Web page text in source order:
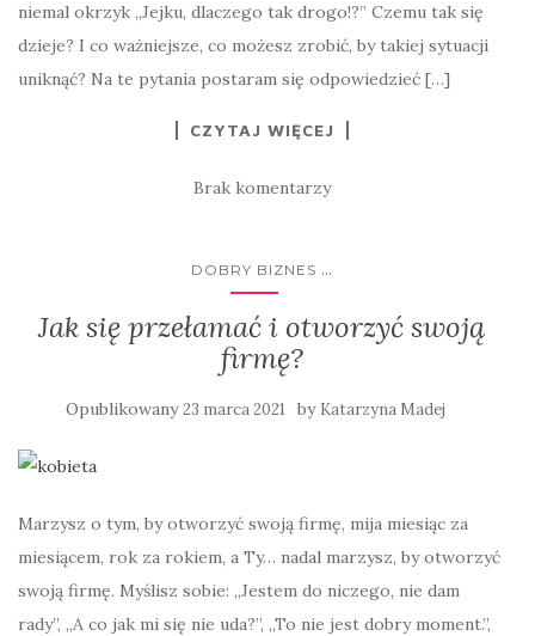
niemal okrzyk „Jejku, dlaczego tak drogo!?” Czemu tak się
dzieje? I co ważniejsze, co możesz zrobić, by takiej sytuacji
uniknąć? Na te pytania postaram się odpowiedzieć […]
CZYTAJ WIĘCEJ
Brak komentarzy
DOBRY BIZNES ...
Jak się przełamać i otworzyć swoją
firmę?
Opublikowany23 marca 2021 by Katarzyna Madej
Marzysz o tym, by otworzyć swoją firmę, mija miesiąc za
miesiącem, rok za rokiem, a Ty… nadal marzysz, by otworzyć
swoją firmę. Myślisz sobie: „Jestem do niczego, nie dam
rady”, „A co jak mi się nie uda?”, „To nie jest dobry moment.”,